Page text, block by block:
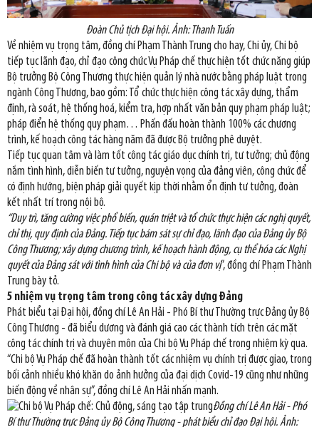
Đoàn Chủ tịch Đại hội. Ảnh: Thanh Tuấn
Về nhiệm vụ trọng tâm, đồng chí Phạm Thành Trung cho hay, Chi ủy, Chi bộ
tiếp tục lãnh đạo, chỉ đạo công chức Vụ Pháp chế thực hiện tốt chức năng giúp
Bộ trưởng Bộ Công Thương thực hiện quản lý nhà nước bằng pháp luật trong
ngành Công Thương, bao gồm: Tổ chức thực hiện công tác xây dựng, thẩm
định, rà soát, hệ thống hoá, kiểm tra, hợp nhất văn bản quy phạm pháp luật;
pháp điển hệ thống quy phạm… Phấn đấu hoàn thành 100% các chương
trình, kế hoạch công tác hàng năm đã được Bộ trưởng phê duyệt.
Tiếp tục quan tâm và làm tốt công tác giáo dục chính trị, tư tưởng; chủ động
nắm tình hình, diễn biến tư tưởng, nguyện vọng của đảng viên, công chức để
có định hướng, biện pháp giải quyết kịp thời nhằm ổn định tư tưởng, đoàn
kết nhất trí trong nội bộ.
“Duy trì, tăng cường việc phổ biến, quán triệt và tổ chức thực hiện các nghị quyết,
chỉ thị, quy định của Đảng. Tiếp tục bám sát sự chỉ đạo, lãnh đạo của Đảng ủy Bộ
Công Thương; xây dựng chương trình, kế hoạch hành động, cụ thể hóa các Nghị
quyết của Đảng sát với tình hình của Chi bộ và của đơn vị”, đồng chí Phạm Thành
Trung bày tỏ.
5 nhiệm vụ trọng tâm trong công tác xây dựng Đảng
Phát biểu tại Đại hội, đồng chí Lê An Hải - Phó Bí thư Thường trực Đảng ủy Bộ
Công Thương - đã biểu dương và đánh giá cao các thành tích trên các mặt
công tác chính trị và chuyên môn của Chi bộ Vụ Pháp chế trong nhiệm kỳ qua.
“Chi bộ Vụ Pháp chế đã hoàn thành tốt các nhiệm vụ chính trị được giao, trong
bối cảnh nhiều khó khăn do ảnh hưởng của đại dịch Covid-19 cũng như những
biến động về nhân sự”, đồng chí Lê An Hải nhấn mạnh.
Đồng chí Lê An Hải - Phó
Bí thư Thường trực Đảng ủy Bộ Công Thương - phát biểu chỉ đạo Đại hội. Ảnh: